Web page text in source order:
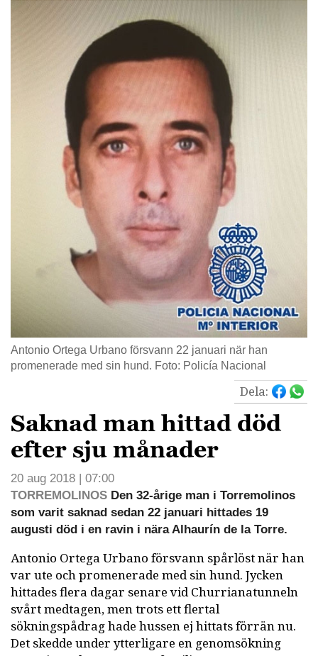
Antonio Ortega Urbano försvann 22 januari när han
promenerade med sin hund. Foto: Policía Nacional
Dela:
Saknad man hittad död
efter sju månader
20 aug 2018 | 07:00
TORREMOLINOS Den 32-årige man i Torremolinos
som varit saknad sedan 22 januari hittades 19
augusti död i en ravin i nära Alhaurín de la Torre.
Antonio Ortega Urbano försvann spårlöst när han
var ute och promenerade med sin hund. Jycken
hittades flera dagar senare vid Churrianatunneln
svårt medtagen, men trots ett flertal
sökningspådrag hade hussen ej hittats förrän nu.
Det skedde under ytterligare en genomsökning